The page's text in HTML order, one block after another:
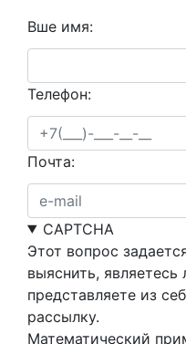
Вше имя:
Телефон:
Почта:
CAPTCHA
Этот вопрос
выяснить,
представляете из
рассылку.
Математический